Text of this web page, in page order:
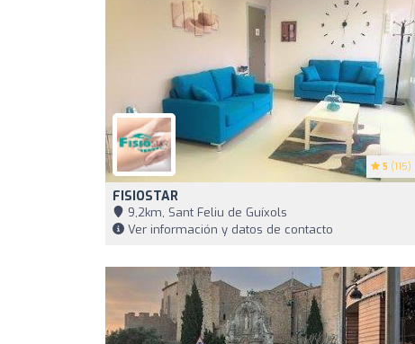
5 (115)
FISIOSTAR
9,2km, Sant Feliu de Guíxols
Ver información y datos de contacto